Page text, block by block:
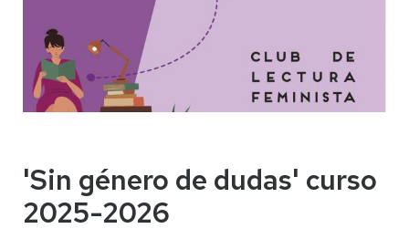
'Sin género de dudas' curso
2025-2026